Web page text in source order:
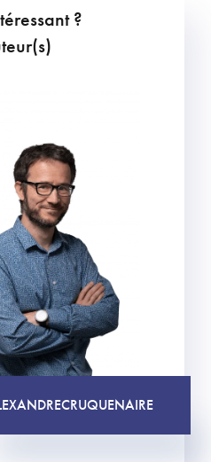
?
CRUQUENAIRE